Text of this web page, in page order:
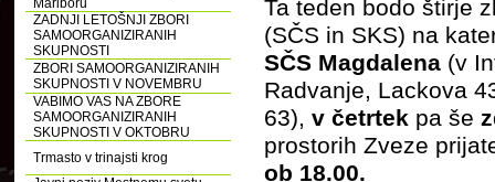
Mariboru
ZADNJI LETOŠNJI ZBORI
SAMOORGANIZIRANIH
SKUPNOSTI
ZBORI SAMOORGANIZIRANIH
SKUPNOSTI V NOVEMBRU
VABIMO VAS NA ZBORE
SAMOORGANIZIRANIH
SKUPNOSTI V OKTOBRU
Trmasto v trinajsti krog
Ta teden bodo štirje
(SČS in SKS) na
SČS Magdalena (v
Radvanje, Lackova
63), v četrtek pa še
prostorih Zveze
ob 18.00.